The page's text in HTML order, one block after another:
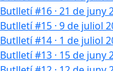
Butlletí #16 · 21 de juny
Butlletí #15 · 9 de juliol
Butlletí #14 · 1 de juliol
Butlletí #13 · 15 de juny